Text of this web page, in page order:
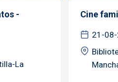
-
La
Cine
21-